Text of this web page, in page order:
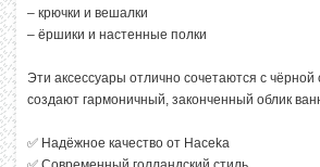
– крючки и вешалки
– ёршики и настенные полки
Эти аксессуары отлично сочетаются с чёрной
создают гармоничный, законченный облик
✅ Надёжное качество от Haceka